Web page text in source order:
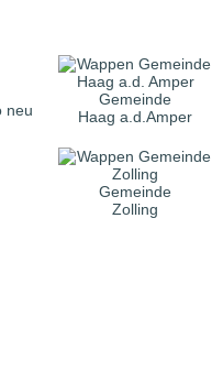
Gemeinde
Haag a.d.Amper
Gemeinde
Zolling